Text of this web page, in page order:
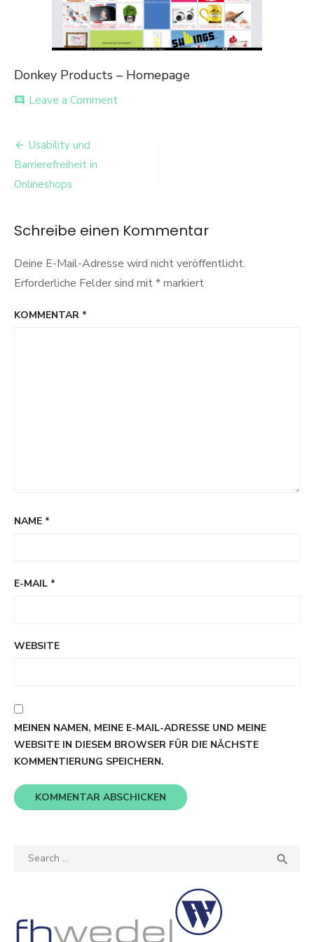
Donkey Products – Homepage
comment Leave a Commenton
Beitrags-
Navigation
Usability und
Barrierefreiheit in
Onlineshops
Schreibe einen Kommentar
Deine E-Mail-Adresse wird nicht veröffentlicht.
Erforderliche Felder sind mit*markiert
KOMMENTAR *
NAME *
E-MAIL *
WEBSITE
MEINEN NAMEN, MEINE E-MAIL-ADRESSE UND MEINE
WEBSITE IN DIESEM BROWSER FÜR DIE NÄCHSTE
KOMMENTIERUNG SPEICHERN.
Search
